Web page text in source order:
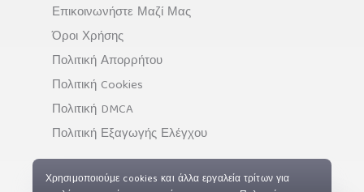
Επικοινωνήστε Μαζί Μας
Όροι Χρήσης
Πολιτική Απορρήτου
Πολιτική Cookies
Πολιτική DMCA
Πολιτική Εξαγωγής Ελέγχου